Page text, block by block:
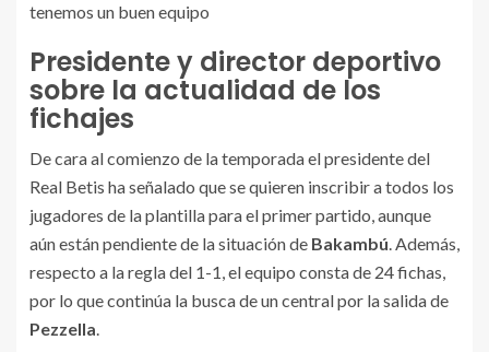
tenemos un buen equipo
Presidente y director deportivo
sobre la actualidad de los
fichajes
De cara al comienzo de la temporada el presidente del
Real Betis ha señalado que se quieren inscribir a todos los
jugadores de la plantilla para el primer partido, aunque
aún están pendiente de la situación de Bakambú. Además,
respecto a la regla del 1-1, el equipo consta de 24 fichas,
por lo que continúa la busca de un central por la salida de
Pezzella.